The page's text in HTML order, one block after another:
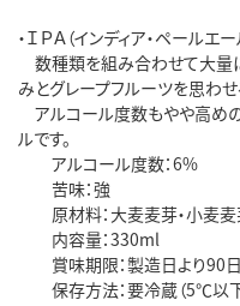
・ＩＰＡ（インディア・ペールエー
数種類を組み合わせて大量
みとグレープフルーツを思わ
アルコール度数もやや高めの
ルです。
アルコール度数：6%
苦味：強
原材料：大麦麦芽・小麦麦
内容量：330ml
賞味期限：製造日より90日
保存方法：要冷蔵（5℃以下